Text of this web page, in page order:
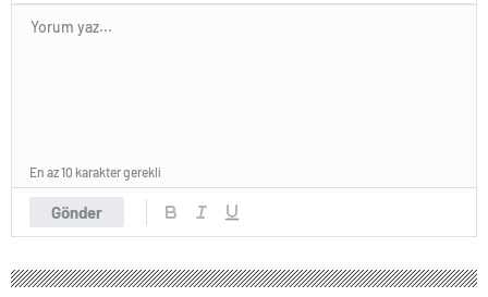
Gönder
En az 10 karakter gerekli